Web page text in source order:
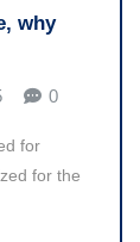
why
0
for
for the